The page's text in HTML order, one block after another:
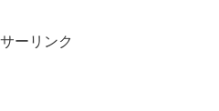
ーリンク